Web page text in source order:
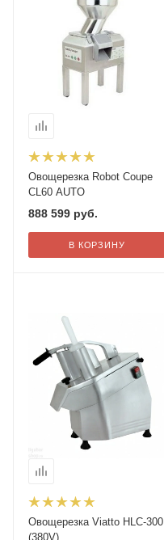
Овощерезка Robot Coupe
CL60 AUTO
888 599 руб.
В КОРЗИНУ
Овощерезка Viatto HLC-300
(380V)